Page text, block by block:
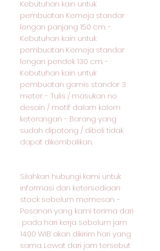
Kebutuhan kain untuk
pembuatan Kemeja standar
lengan panjang 150 cm. -
Kebutuhan kain untuk
pembuatan Kemeja standar
lengan pendek 130 cm. -
Kebutuhan kain untuk
pembuatan gamis standar 3
meter. - Tulis / masukan no
desain / motif dalam kolom
keterangan - Barang yang
sudah dipotong / dibeli tidak
dapat dikembalikan.
Silahkan hubungi kami untuk
informasi dan ketersediaan
stock sebelum memesan. -
Pesanan yang kami terima dari
pada hari kerja sebelum jam
14:00 WIB akan dikirim hari yang
sama. Lewat dari jam tersebut